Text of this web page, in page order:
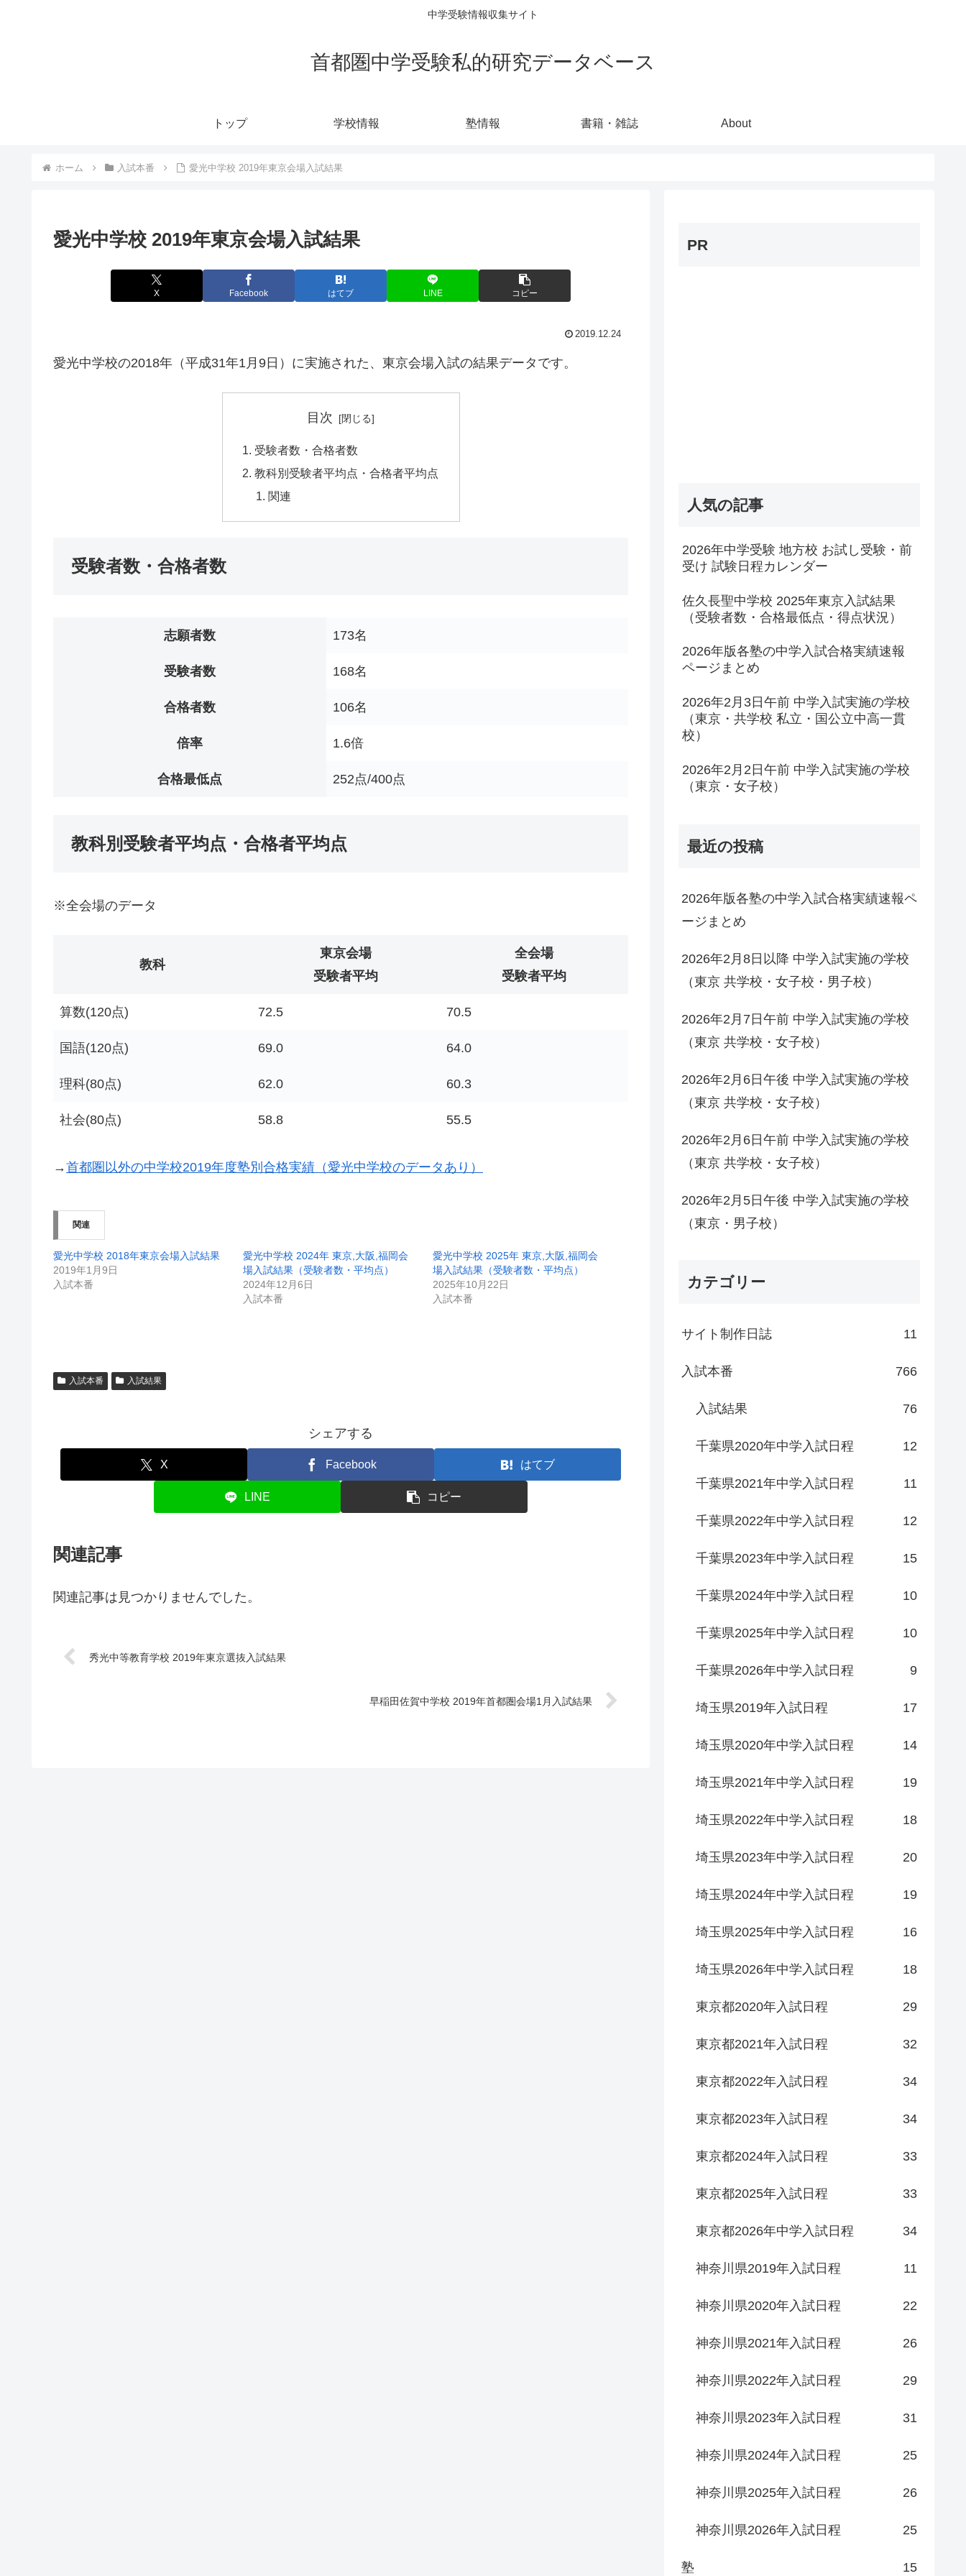
中学受験情報収集サイト
首都圏中学受験私的研究データベース
トップ 学校情報 塾情報 書籍・雑誌 About
ホーム 入試本番 愛光中学校 2019年東京会場入試結果
愛光中学校 2019年東京会場入試結果
X Facebook はてブ LINE コピー
2019.12.24
愛光中学校の2018年（平成31年1月9日）に実施された、東京会場入試の結果データです。
目次
受験者数・合格者数
教科別受験者平均点・合格者平均点
関連
受験者数・合格者数
志願者数 173名
受験者数 168名
合格者数 106名
倍率 1.6倍
合格最低点 252点/400点
教科別受験者平均点・合格者平均点
※全会場のデータ
教科
東京会場
受験者平均
全会場
受験者平均
算数(120点) 72.5 70.5
国語(120点) 69.0 64.0
理科(80点) 62.0 60.3
社会(80点) 58.8 55.5
→首都圏以外の中学校2019年度塾別合格実績（愛光中学校のデータあり）
関連
愛光中学校 2018年東京会場入試結果
2019年1月9日
入試本番
愛光中学校 2024年 東京,大阪,福岡会
場入試結果（受験者数・平均点）
2024年12月6日
入試本番
愛光中学校 2025年 東京,大阪,福岡会
場入試結果（受験者数・平均点）
2025年10月22日
入試本番
入試本番 入試結果
シェアする
X Facebook はてブ
LINE コピー
関連記事
関連記事は見つかりませんでした。
秀光中等教育学校 2019年東京選抜入試結果
早稲田佐賀中学校 2019年首都圏会場1月入試結果
PR
人気の記事
2026年中学受験 地方校 お試し受験・前
受け 試験日程カレンダー
佐久長聖中学校 2025年東京入試結果
（受験者数・合格最低点・得点状況）
2026年版各塾の中学入試合格実績速報
ページまとめ
2026年2月3日午前 中学入試実施の学校
（東京・共学校 私立・国公立中高一貫
校）
2026年2月2日午前 中学入試実施の学校
（東京・女子校）
最近の投稿
2026年版各塾の中学入試合格実績速報ペ
ージまとめ
2026年2月8日以降 中学入試実施の学校
（東京 共学校・女子校・男子校）
2026年2月7日午前 中学入試実施の学校
（東京 共学校・女子校）
2026年2月6日午後 中学入試実施の学校
（東京 共学校・女子校）
2026年2月6日午前 中学入試実施の学校
（東京 共学校・女子校）
2026年2月5日午後 中学入試実施の学校
（東京・男子校）
カテゴリー
サイト制作日誌 11
入試本番 766
入試結果 76
千葉県2020年中学入試日程 12
千葉県2021年中学入試日程 11
千葉県2022年中学入試日程 12
千葉県2023年中学入試日程 15
千葉県2024年中学入試日程 10
千葉県2025年中学入試日程 10
千葉県2026年中学入試日程 9
埼玉県2019年入試日程 17
埼玉県2020年中学入試日程 14
埼玉県2021年中学入試日程 19
埼玉県2022年中学入試日程 18
埼玉県2023年中学入試日程 20
埼玉県2024年中学入試日程 19
埼玉県2025年中学入試日程 16
埼玉県2026年中学入試日程 18
東京都2020年入試日程 29
東京都2021年入試日程 32
東京都2022年入試日程 34
東京都2023年入試日程 34
東京都2024年入試日程 33
東京都2025年入試日程 33
東京都2026年中学入試日程 34
神奈川県2019年入試日程 11
神奈川県2020年入試日程 22
神奈川県2021年入試日程 26
神奈川県2022年入試日程 29
神奈川県2023年入試日程 31
神奈川県2024年入試日程 25
神奈川県2025年入試日程 26
神奈川県2026年入試日程 25
塾 15